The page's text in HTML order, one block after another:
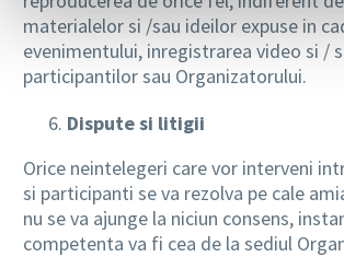
materialelor si /sau ideilor expuse in
evenimentului, inregistrarea video si /
participantilor sau Organizatorului.
Dispute si litigii
Orice neintelegeri care vor interveni
si participanti se va rezolva pe cale
nu se va ajunge la niciun consens,
competenta va fi cea de la sediul